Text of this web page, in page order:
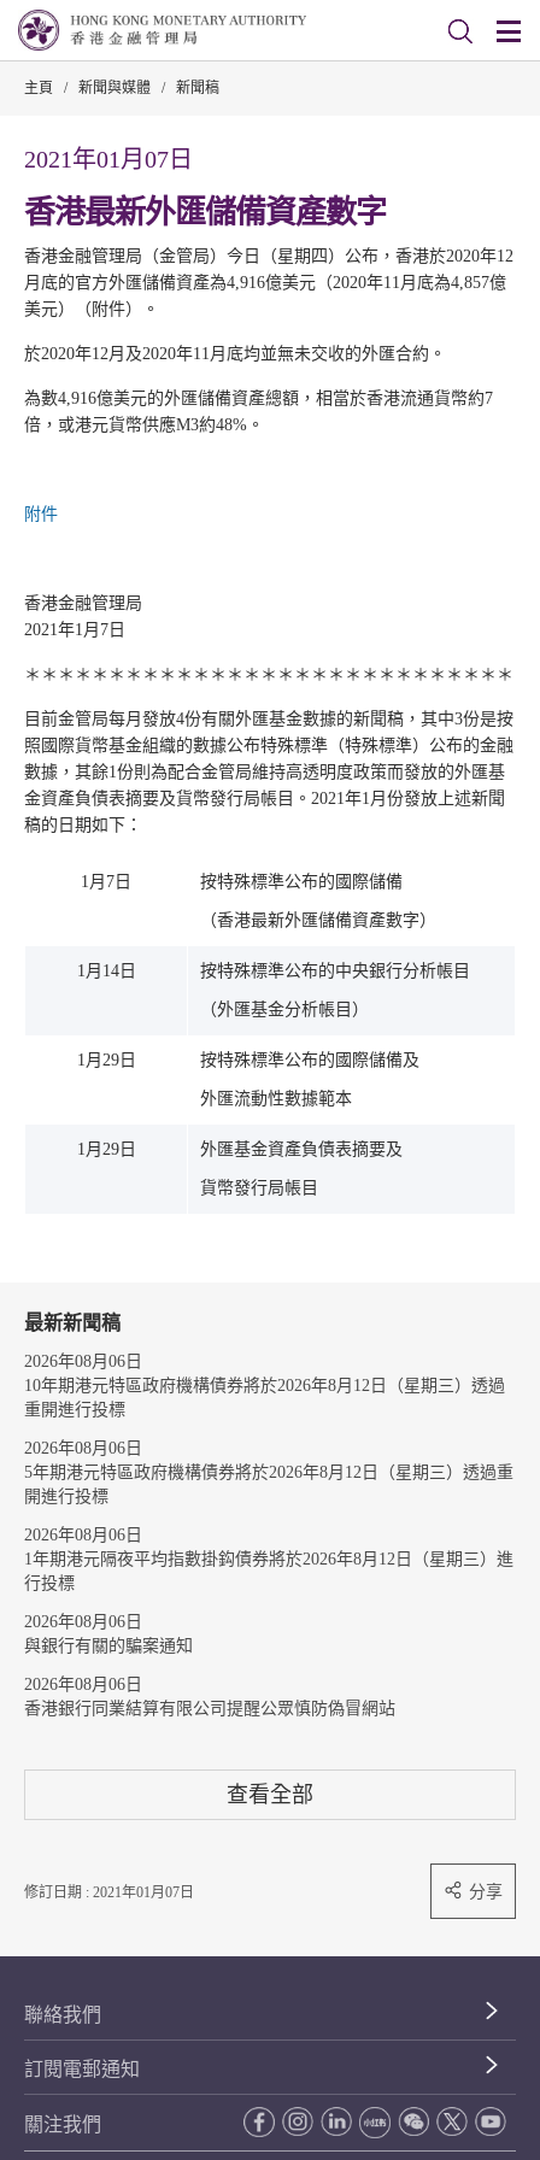
主頁 / 新聞與媒體 / 新聞稿
2021年01月07日
香港最新外匯儲備資產數字
香港金融管理局（金管局）今日（星期四）公布，香港於2020年12
月底的官方外匯儲備資產為4,916億美元（2020年11月底為4,857億
美元）（附件）。
於2020年12月及2020年11月底均並無未交收的外匯合約。
為數4,916億美元的外匯儲備資產總額，相當於香港流通貨幣約7
倍，或港元貨幣供應M3約48%。
附件
香港金融管理局
2021年1月7日
＊＊＊＊＊＊＊＊＊＊＊＊＊＊＊＊＊＊＊＊＊＊＊＊＊＊＊＊＊
目前金管局每月發放4份有關外匯基金數據的新聞稿，其中3份是按
照國際貨幣基金組織的數據公布特殊標準（特殊標準）公布的金融
數據，其餘1份則為配合金管局維持高透明度政策而發放的外匯基
金資產負債表摘要及貨幣發行局帳目。2021年1月份發放上述新聞
稿的日期如下：
1月7日 按特殊標準公布的國際儲備
（香港最新外匯儲備資產數字）
1月14日 按特殊標準公布的中央銀行分析帳目
（外匯基金分析帳目）
1月29日 按特殊標準公布的國際儲備及
外匯流動性數據範本
1月29日 外匯基金資產負債表摘要及
貨幣發行局帳目
最新新聞稿
2026年08月06日
10年期港元特區政府機構債券將於2026年8月12日（星期三）透過
重開進行投標
2026年08月06日
5年期港元特區政府機構債券將於2026年8月12日（星期三）透過重
開進行投標
2026年08月06日
1年期港元隔夜平均指數掛鈎債券將於2026年8月12日（星期三）進
行投標
2026年08月06日
與銀行有關的騙案通知
2026年08月06日
香港銀行同業結算有限公司提醒公眾慎防偽冒網站
查看全部
修訂日期 : 2021年01月07日 分享
聯絡我們
訂閱電郵通知
關注我們